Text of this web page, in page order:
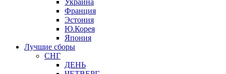
Украина
Франция
Эстония
Ю.Корея
Япония
Лучшие сборы
СНГ
ДЕНЬ